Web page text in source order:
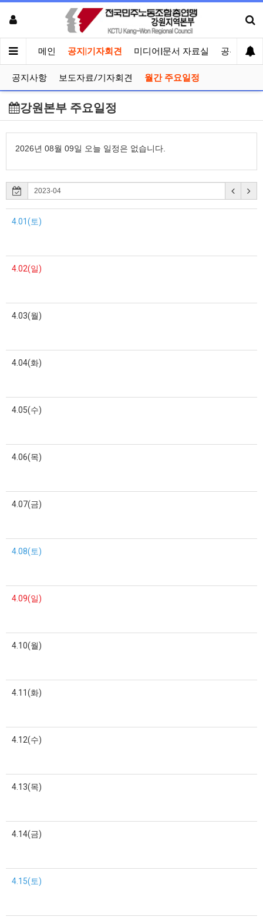
메인 공지|기자회견 미디어|문서 자료실 공유게시
공지사항 보도자료/기자회견 월간 주요일정
강원본부 주요일정
2026년 08월 09일 오늘 일정은 없습니다.
4.01(토)
4.02(일)
4.03(월)
4.04(화)
4.05(수)
4.06(목)
4.07(금)
4.08(토)
4.09(일)
4.10(월)
4.11(화)
4.12(수)
4.13(목)
4.14(금)
4.15(토)